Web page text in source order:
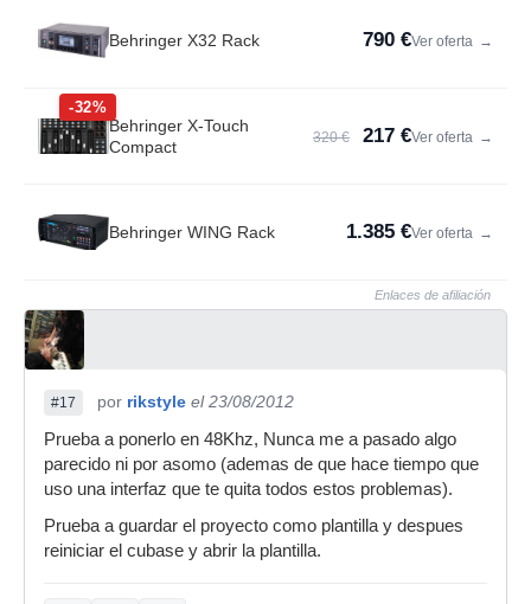
Behringer X32 Rack 790 €Ver oferta →
-32%
Behringer X-Touch
Compact
320 € 217 €Ver oferta →
Behringer WING Rack 1.385 €Ver oferta →
Enlaces de afiliación
#17 por rikstyle el 23/08/2012
Prueba a ponerlo en 48Khz, Nunca me a pasado algo
parecido ni por asomo (ademas de que hace tiempo que
uso una interfaz que te quita todos estos problemas).
Prueba a guardar el proyecto como plantilla y despues
reiniciar el cubase y abrir la plantilla.